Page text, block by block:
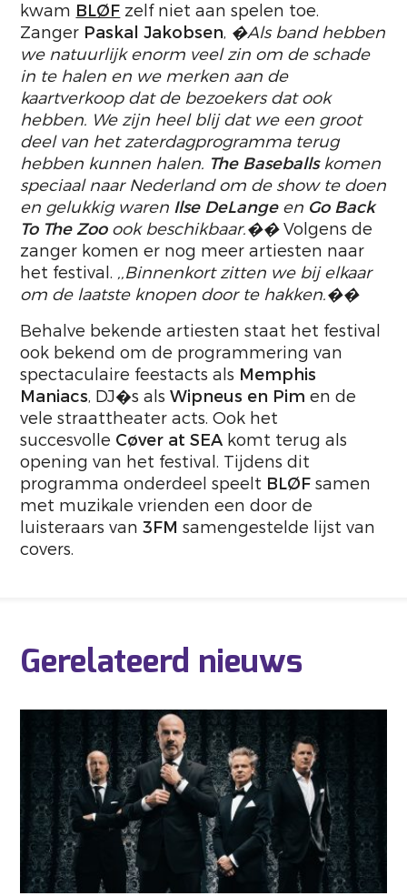
kwam BLØF zelf niet aan spelen toe.
Zanger Paskal Jakobsen, �Als band hebben
we natuurlijk enorm veel zin om de schade
in te halen en we merken aan de
kaartverkoop dat de bezoekers dat ook
hebben. We zijn heel blij dat we een groot
deel van het zaterdagprogramma terug
hebben kunnen halen. The Baseballskomen
speciaal naar Nederland om de show te doen
en gelukkig waren Ilse DeLangeen Go Back
To The Zooook beschikbaar.��Volgens de
zanger komen er nog meer artiesten naar
het festival. ,,Binnenkort zitten we bij elkaar
om de laatste knopen door te hakken.��
Behalve bekende artiesten staat het festival
ook bekend om de programmering van
spectaculaire feestacts als Memphis
Maniacs, DJ�s alsWipneus en Pim en de
vele straattheater acts. Ook het
succesvolle Cøver at SEA komt terug als
opening van het festival. Tijdens dit
programma onderdeel speelt BLØF samen
met muzikale vrienden een door de
luisteraars van3FM samengestelde lijst van
covers.
Gerelateerd nieuws